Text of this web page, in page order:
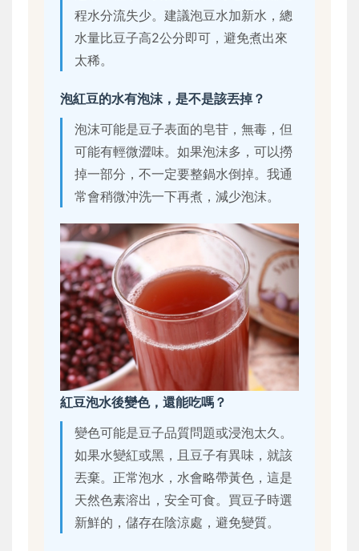
程水分流失少。建議泡豆水加新水，總
水量比豆子高2公分即可，避免煮出來
太稀。
泡紅豆的水有泡沫，是不是該丟掉？
泡沫可能是豆子表面的皂苷，無毒，但
可能有輕微澀味。如果泡沫多，可以撈
掉一部分，不一定要整鍋水倒掉。我通
常會稍微沖洗一下再煮，減少泡沫。
紅豆泡水後變色，還能吃嗎？
變色可能是豆子品質問題或浸泡太久。
如果水變紅或黑，且豆子有異味，就該
丟棄。正常泡水，水會略帶黃色，這是
天然色素溶出，安全可食。買豆子時選
新鮮的，儲存在陰涼處，避免變質。